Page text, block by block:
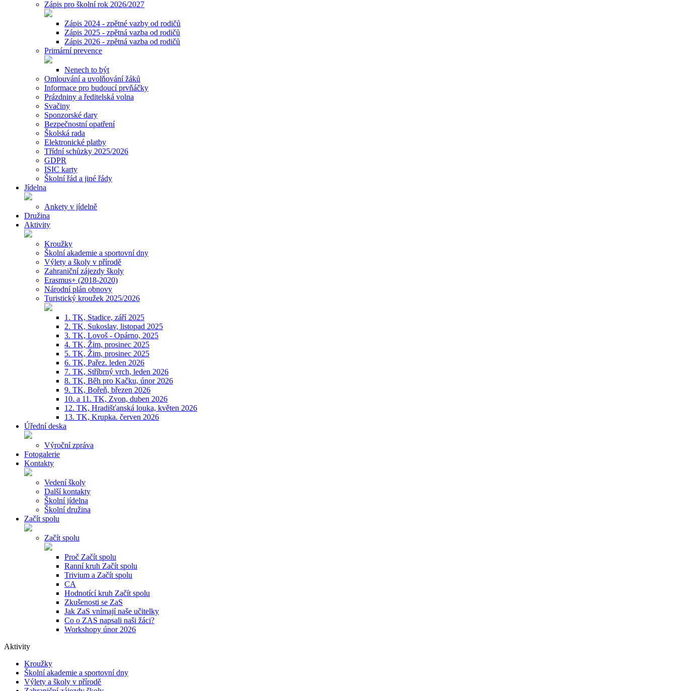
Zápis pro školní rok 2026/2027
Zápis 2024 - zpětné vazby od rodičů
Zápis 2025 - zpětná vazba od rodičů
Zápis 2026 - zpětná vazba od rodičů
Primární prevence
Nenech to být
Omlouvání a uvolňování žáků
Informace pro budoucí prvňáčky
Prázdniny a ředitelská volna
Svačiny
Sponzorské dary
Bezpečnostní opatření
Školská rada
Elektronické platby
Třídní schůzky 2025/2026
GDPR
ISIC karty
Školní řád a jiné řády
Jídelna
Ankety v jídelně
Družina
Aktivity
Kroužky
Školní akademie a sportovní dny
Výlety a školy v přírodě
Zahraniční zájezdy školy
Erasmus+ (2018-2020)
Národní plán obnovy
Turistický kroužek 2025/2026
1. TK, Stadice, září 2025
2. TK, Sukoslav, listopad 2025
3. TK, Lovoš - Opárno, 2025
4. TK, Žim, prosinec 2025
5. TK, Žim, prosinec 2025
6. TK, Pařez. leden 2026
7. TK, Stříbrný vrch, leden 2026
8. TK, Běh pro Kačku, únor 2026
9. TK, Bořeň, březen 2026
10. a 11. TK, Zvon, duben 2026
12. TK, Hradišťanská louka, květen 2026
13. TK, Krupka. červen 2026
Úřední deska
Výroční zpráva
Fotogalerie
Kontakty
Vedení školy
Další kontakty
Školní jídelna
Školní družina
Začít spolu
Začít spolu
Proč Začít spolu
Ranní kruh Začít spolu
Trivium a Začít spolu
CA
Hodnotící kruh Začít spolu
Zkušenosti se ZaS
Jak ZaS vnímají naše učitelky
Co o ZAS napsali naši žáci?
Workshopy únor 2026
Aktivity
Kroužky
Školní akademie a sportovní dny
Výlety a školy v přírodě